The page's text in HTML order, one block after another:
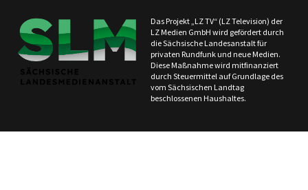
Das Projekt „LZ TV“ (LZ Television) der
LZ Medien GmbH wird gefördert durch
die Sächsische Landesanstalt für
privaten Rundfunk und neue Medien.
Diese Maßnahme wird mitfinanziert
durch Steuermittel auf Grundlage des
vom Sächsischen Landtag
beschlossenen Haushaltes.